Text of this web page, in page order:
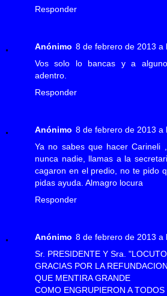
Responder
Anónimo 8 de febrero de 2013 a
Vos solo lo bancas y a
adentro.
Responder
Anónimo 8 de febrero de 2013 a
Ya no sabes que hacer Carineli
nunca nadie, llamas a la
cagaron en el predio, no te pido
pidas ayuda. Almagro locura
Responder
Anónimo 8 de febrero de 2013 a
Sr. PRESIDENTE Y Sra.
GRACIAS POR LA
QUE MENTIRA GRANDE
COMO ENGRUPIERON A